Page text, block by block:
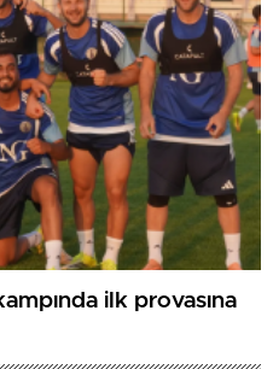
ilk provasına